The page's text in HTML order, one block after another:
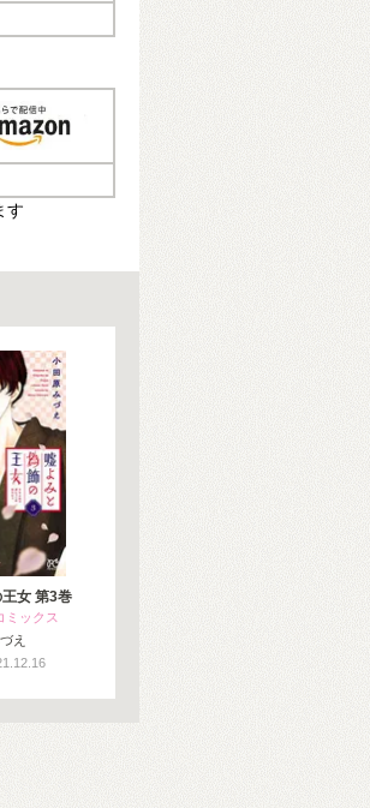
す
女 第3巻
ミックス
え